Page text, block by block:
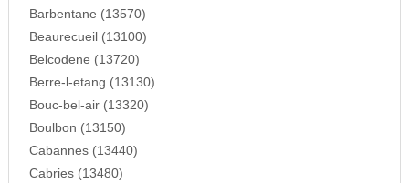
Barbentane (13570)
Beaurecueil (13100)
Belcodene (13720)
Berre-l-etang (13130)
Bouc-bel-air (13320)
Boulbon (13150)
Cabannes (13440)
Cabries (13480)